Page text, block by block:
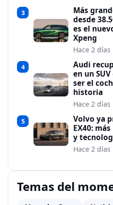
3
Más
desde
es el
Xpeng
Hace 2 días
4
Audi
en un
ser el
historia
Hace 2 días
5
Volvo ya
EX40:
y
Hace 2 días
Temas del